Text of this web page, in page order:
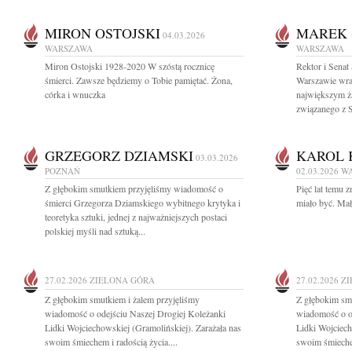
MIRON OSTOJSKI 04.03.2026
WARSZAWA
Miron Ostojski 1928-2020 W szóstą rocznicę
śmierci. Zawsze będziemy o Tobie pamiętać. Żona,
córka i wnuczka
MAREK
WARSZAWA
Rektor i
Warszawie
największym
związanego z
GRZEGORZ DZIAMSKI 03.03.2026
POZNAŃ
Z głębokim smutkiem przyjęliśmy wiadomość o
śmierci Grzegorza Dziamskiego wybitnego krytyka i
teoretyka sztuki, jednej z najważniejszych postaci
polskiej myśli nad sztuką...
KAROL
02.03.2026
Pięć lat temu
miało być.
27.02.2026 ZIELONA GÓRA
Z głębokim smutkiem i żalem przyjęliśmy
wiadomość o odejściu Naszej Drogiej Koleżanki
Lidki Wojciechowskiej (Gramolińskiej). Zarażała nas
swoim śmiechem i radością życia....
27.02.2026
Z głębokim
wiadomość o
Lidki
swoim